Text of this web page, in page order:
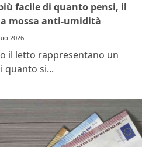
facile di quanto pensi, il
mossa anti-umidità
2026
il letto rappresentano un
quanto si...